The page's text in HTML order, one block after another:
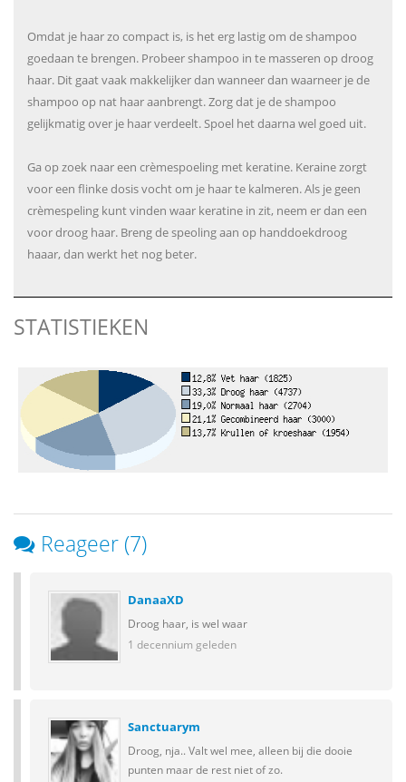
Omdat je haar zo compact is, is het erg lastig om de shampoo
goedaan te brengen. Probeer shampoo in te masseren op droog
haar. Dit gaat vaak makkelijker dan wanneer dan waarneer je de
shampoo op nat haar aanbrengt. Zorg dat je de shampoo
gelijkmatig over je haar verdeelt. Spoel het daarna wel goed uit.
Ga op zoek naar een crèmespoeling met keratine. Keraine zorgt
voor een flinke dosis vocht om je haar te kalmeren. Als je geen
crèmespeling kunt vinden waar keratine in zit, neem er dan een
voor droog haar. Breng de speoling aan op handdoekdroog
haaar, dan werkt het nog beter.
STATISTIEKEN
Reageer (7)
DanaaXD
Droog haar, is wel waar
1 decennium geleden
Sanctuarym
Droog, nja.. Valt wel mee, alleen bij die dooie
punten maar de rest niet of zo.